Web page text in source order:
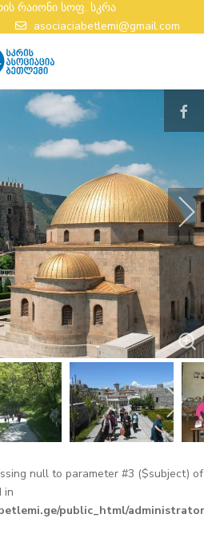
რაიონი სოფ. სკრა
asociaciabetlemi@gmail.com
null to parameter #3 ($subject) of
in
betlemi.ge/public_html/